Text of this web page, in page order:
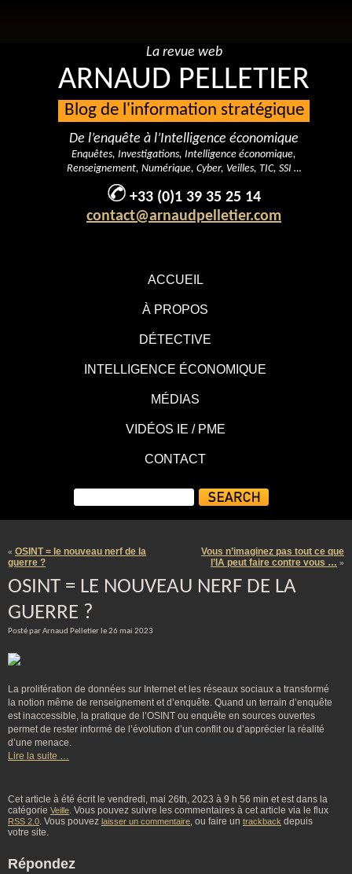
ACCUEIL
À PROPOS
DÉTECTIVE
INTELLIGENCE ÉCONOMIQUE
MÉDIAS
VIDÉOS IE / PME
CONTACT
La revue web
ARNAUD PELLETIER
Blog de l'information stratégique
De l’enquête à l’Intelligence économique
Enquêtes, Investigations, Intelligence économique,
Renseignement, Numérique, Cyber, Veilles, TIC, SSI …
+33 (0)1 39 35 25 14
contact@arnaudpelletier.com
« OSINT = le nouveau nerf de la
guerre ?
Vous n’imaginez pas tout ce que
l’IA peut faire contre vous … »
OSINT = LE NOUVEAU NERF DE LA
GUERRE ?
Posté par Arnaud Pelletier le 26 mai 2023
La prolifération de données sur Internet et les réseaux sociaux a transformé
la notion même de renseignement et d’enquête. Quand un terrain d’enquête
est inaccessible, la pratique de l’OSINT ou enquête en sources ouvertes
permet de rester informé de l’évolution d’un conflit ou d’apprécier la réalité
d’une menace.
Lire la suite …
Cet article à été écrit le vendredi, mai 26th, 2023 à 9 h 56 min et est dans la
catégorie Veille. Vous pouvez suivre les commentaires à cet article via le flux
RSS 2.0. Vous pouvez laisser un commentaire, ou faire un trackback depuis
votre site.
Répondez